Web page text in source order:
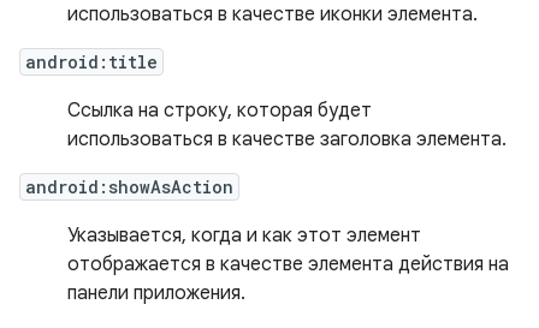
использоваться в качестве иконки элемента.
android:title
Ссылка на строку, которая будет
использоваться в качестве заголовка элемента.
android:showAsAction
Указывается, когда и как этот элемент
отображается в качестве элемента действия на
панели приложения.